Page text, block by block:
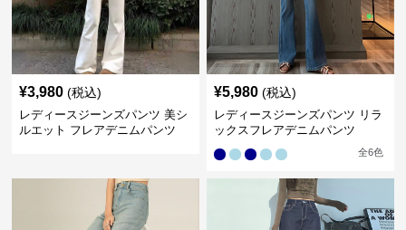
¥3,980 (税込)
レディースジーンズパンツ 美シ
ルエット フレアデニムパンツ
¥5,980 (税込)
レディースジーンズパンツ リラ
ックスフレアデニムパンツ
全6色